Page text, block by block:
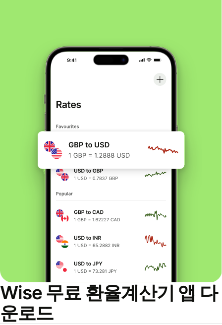
Wise 무료 환율계산기 앱 다
운로드